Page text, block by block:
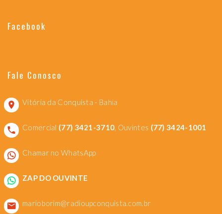
Facebook
Fale Conosco
Vitória da Conquista - Bahia
Comercial (77) 3421-3710, Ouvintes (77) 3424-1001
Chamar no WhatsApp
ZAP DO OUVINTE
marioborim@radioupconquista.com.br